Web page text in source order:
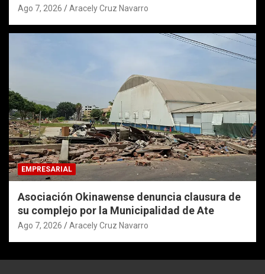
Ago 7, 2026 Aracely Cruz Navarro
EMPRESARIAL
Asociación Okinawense denuncia clausura de
su complejo por la Municipalidad de Ate
Ago 7, 2026 Aracely Cruz Navarro